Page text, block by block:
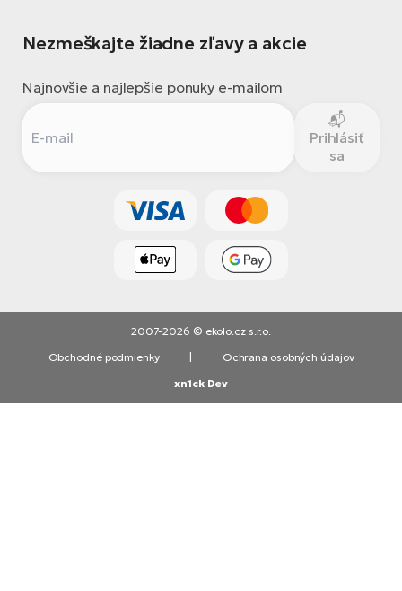
Nezmeškajte žiadne zľavy a akcie
Najnovšie a najlepšie ponuky e-mailom
Prihlásiť
sa
2007-2026 © ekolo.cz s.r.o.
Obchodné podmienky
Ochrana osobných údajov
xn1ck Dev